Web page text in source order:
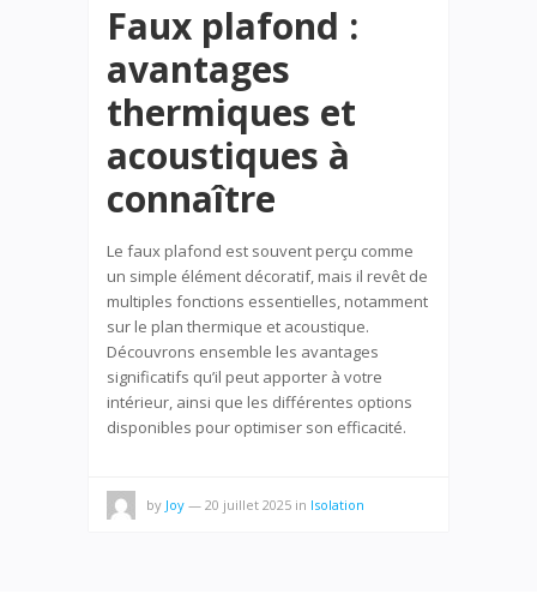
Faux plafond :
avantages
thermiques et
acoustiques à
connaître
Le faux plafond est souvent perçu comme
un simple élément décoratif, mais il revêt de
multiples fonctions essentielles, notamment
sur le plan thermique et acoustique.
Découvrons ensemble les avantages
significatifs qu’il peut apporter à votre
intérieur, ainsi que les différentes options
disponibles pour optimiser son efficacité.
by Joy — 20 juillet 2025 in Isolation